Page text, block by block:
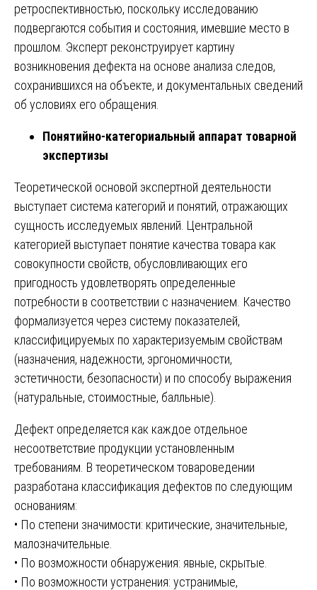
ретроспективностью, поскольку исследованию
подвергаются события и состояния, имевшие место в
прошлом. Эксперт реконструирует картину
возникновения дефекта на основе анализа следов,
сохранившихся на объекте, и документальных сведений
об условиях его обращения.
Понятийно-категориальный аппарат товарной
экспертизы
Теоретической основой экспертной деятельности
выступает система категорий и понятий, отражающих
сущность исследуемых явлений. Центральной
категорией выступает понятие качества товара как
совокупности свойств, обусловливающих его
пригодность удовлетворять определенные
потребности в соответствии с назначением. Качество
формализуется через систему показателей,
классифицируемых по характеризуемым свойствам
(назначения, надежности, эргономичности,
эстетичности, безопасности) и по способу выражения
(натуральные, стоимостные, балльные).
Дефект определяется как каждое отдельное
несоответствие продукции установленным
требованиям. В теоретическом товароведении
разработана классификация дефектов по следующим
основаниям:
• По степени значимости: критические, значительные,
малозначительные.
• По возможности обнаружения: явные, скрытые.
• По возможности устранения: устранимые,